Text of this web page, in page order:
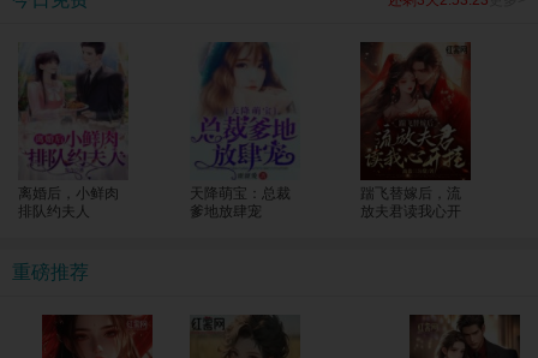
离婚后，小鲜肉
排队约夫人
天降萌宝：总裁
爹地放肆宠
踹飞替嫁后，流
放夫君读我心开
重磅推荐